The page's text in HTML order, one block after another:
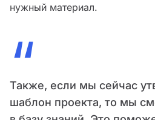
нужный материал.
“
Также, если мы сейчас
шаблон проекта, то мы